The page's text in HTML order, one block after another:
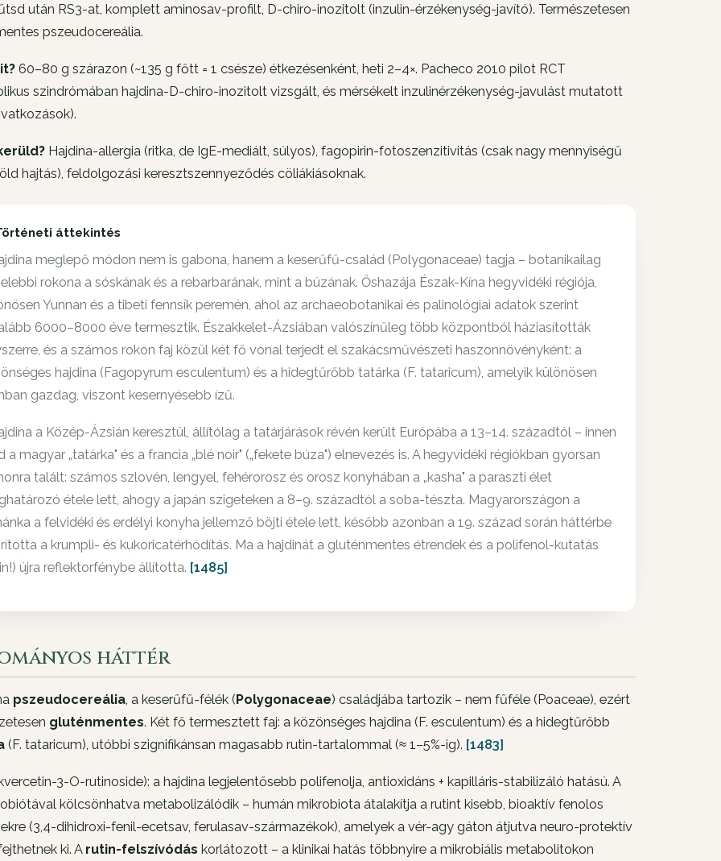
után RS3-at, komplett aminosav-profilt, D-chiro-inozitolt (inzulin-érzékenység-javító). Természetesen
pszeudocereália.
60–80 g szárazon (~135 g főtt = 1 csésze) étkezésenként, heti 2–4×. Pacheco 2010 pilot RCT
szindrómában hajdina-D-chiro-inozitolt vizsgált, és mérsékelt inzulinérzékenység-javulást mutatott
Hajdina-allergia (ritka, de IgE-mediált, súlyos), fagopirin-fotoszenzitivitás (csak nagy mennyiségű
hajtás), feldolgozási keresztszennyeződés cöliákiásoknak.
áttekintés
meglepő módon nem is gabona, hanem a keserűfű-család (Polygonaceae) tagja – botanikailag
rokona a sóskának és a rebarbarának, mint a búzának. Őshazája Észak-Kína hegyvidéki régiója,
Yunnan és a tibeti fennsík peremén, ahol az archaeobotanikai és palinológiai adatok szerint
6000–8000 éve termesztik. Északkelet-Ázsiában valószínűleg több központból háziasították
és a számos rokon faj közül két fő vonal terjedt el szakácsművészeti haszonnövényként: a
hajdina (Fagopyrum esculentum) és a hidegtűrőbb tatárka (F. tataricum), amelyik különösen
gazdag, viszont kesernyésebb ízű.
a Közép-Ázsián keresztül, állítólag a tatárjárások révén került Európába a 13–14. századtól – innen
a magyar „tatárka" és a francia „blé noir" („fekete búza") elnevezés is. A hegyvidéki régiókban gyorsan
talált: számos szlovén, lengyel, fehérorosz és orosz konyhában a „kasha" a paraszti élet
étele lett, ahogy a japán szigeteken a 8–9. századtól a soba-tészta. Magyarországon a
a felvidéki és erdélyi konyha jellemző böjti étele lett, később azonban a 19. század során háttérbe
a krumpli- és kukoricatérhódítás. Ma a hajdinát a gluténmentes étrendek és a polifenol-kutatás
újra reflektorfénybe állította. [1485]
háttér
pszeudocereália, a keserűfű-félék ( Polygonaceae) családjába tartozik – nem fűféle (Poaceae), ezért
gluténmentes. Két fő termesztett faj: a közönséges hajdina (F. esculentum) és a hidegtűrőbb
(F. tataricum), utóbbi szignifikánsan magasabb rutin-tartalommal (≈ 1–5%-ig). [1483]
3-O-rutinoside): a hajdina legjelentősebb polifenolja, antioxidáns + kapilláris-stabilizáló hatású. A
kölcsönhatva metabolizálódik – humán mikrobiota átalakítja a rutint kisebb, bioaktív fenolos
(3,4-dihidroxi-fenil-ecetsav, ferulasav-származékok), amelyek a vér-agy gáton átjutva neuro-protektív
ki. A rutin-felszívódás korlátozott – a klinikai hatás többnyire a mikrobiális metabolitokon